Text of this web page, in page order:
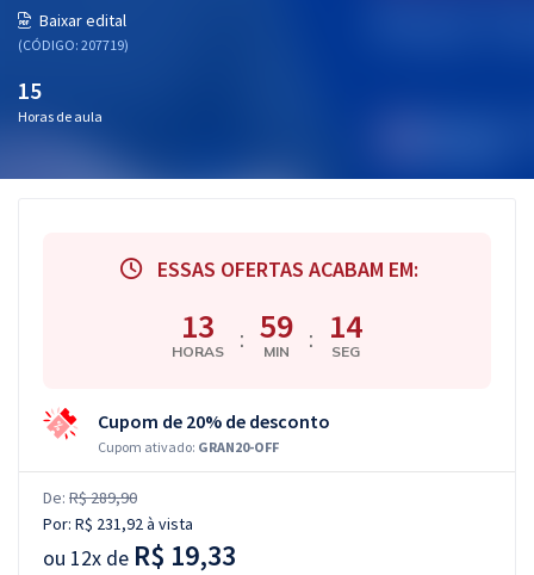
Aprovados
Baixar edital
(CÓDIGO: 207719)
15
Horas de aula
ESSAS OFERTAS ACABAM EM:
13
HORAS : 59
MIN : 13
SEG
Cupom de 20% de desconto
Cupom ativado: GRAN20-OFF
De: R$ 289,90
Por: R$ 231,92à vista
ou 12x de R$ 19,33